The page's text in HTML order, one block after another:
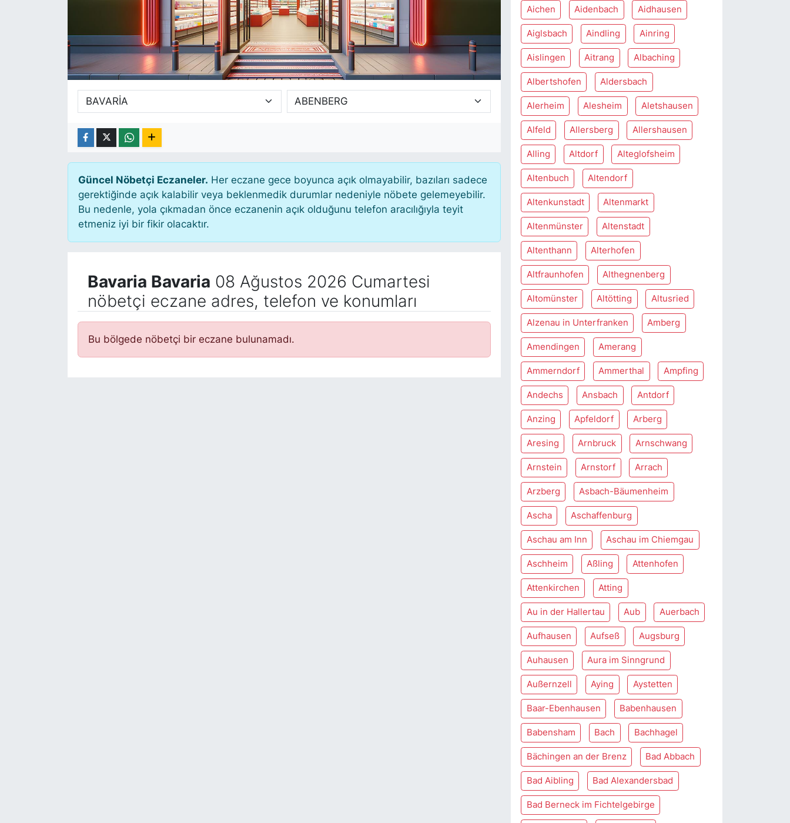
Güncel Nöbetçi Eczaneler. Her eczane gece boyunca açık olmayabilir, bazıları sadece
gerektiğinde açık kalabilir veya beklenmedik durumlar nedeniyle nöbete gelemeyebilir.
Bu nedenle, yola çıkmadan önce eczanenin açık olduğunu telefon aracılığıyla teyit
etmeniz iyi bir fikir olacaktır.
Bavaria Bavaria 08 Ağustos 2026 Cumartesi
nöbetçi eczane adres, telefon ve konumları
Bu bölgede nöbetçi bir eczane bulunamadı.
Aichen Aidenbach Aidhausen
Aiglsbach Aindling Ainring
Aislingen Aitrang Albaching
Albertshofen Aldersbach
Alerheim Alesheim Aletshausen
Alfeld Allersberg Allershausen
Alling Altdorf Alteglofsheim
Altenbuch Altendorf
Altenkunstadt Altenmarkt
Altenmünster Altenstadt
Altenthann Alterhofen
Altfraunhofen Althegnenberg
Altomünster Altötting Altusried
Alzenau in Unterfranken Amberg
Amendingen Amerang
Ammerndorf Ammerthal Ampfing
Andechs Ansbach Antdorf
Anzing Apfeldorf Arberg
Aresing Arnbruck Arnschwang
Arnstein Arnstorf Arrach
Arzberg Asbach-Bäumenheim
Ascha Aschaffenburg
Aschau am Inn Aschau im Chiemgau
Aschheim Aßling Attenhofen
Attenkirchen Atting
Au in der Hallertau Aub Auerbach
Aufhausen Aufseß Augsburg
Auhausen Aura im Sinngrund
Außernzell Aying Aystetten
Baar-Ebenhausen Babenhausen
Babensham Bach Bachhagel
Bächingen an der Brenz Bad Abbach
Bad Aibling Bad Alexandersbad
Bad Berneck im Fichtelgebirge
SAĞLIK